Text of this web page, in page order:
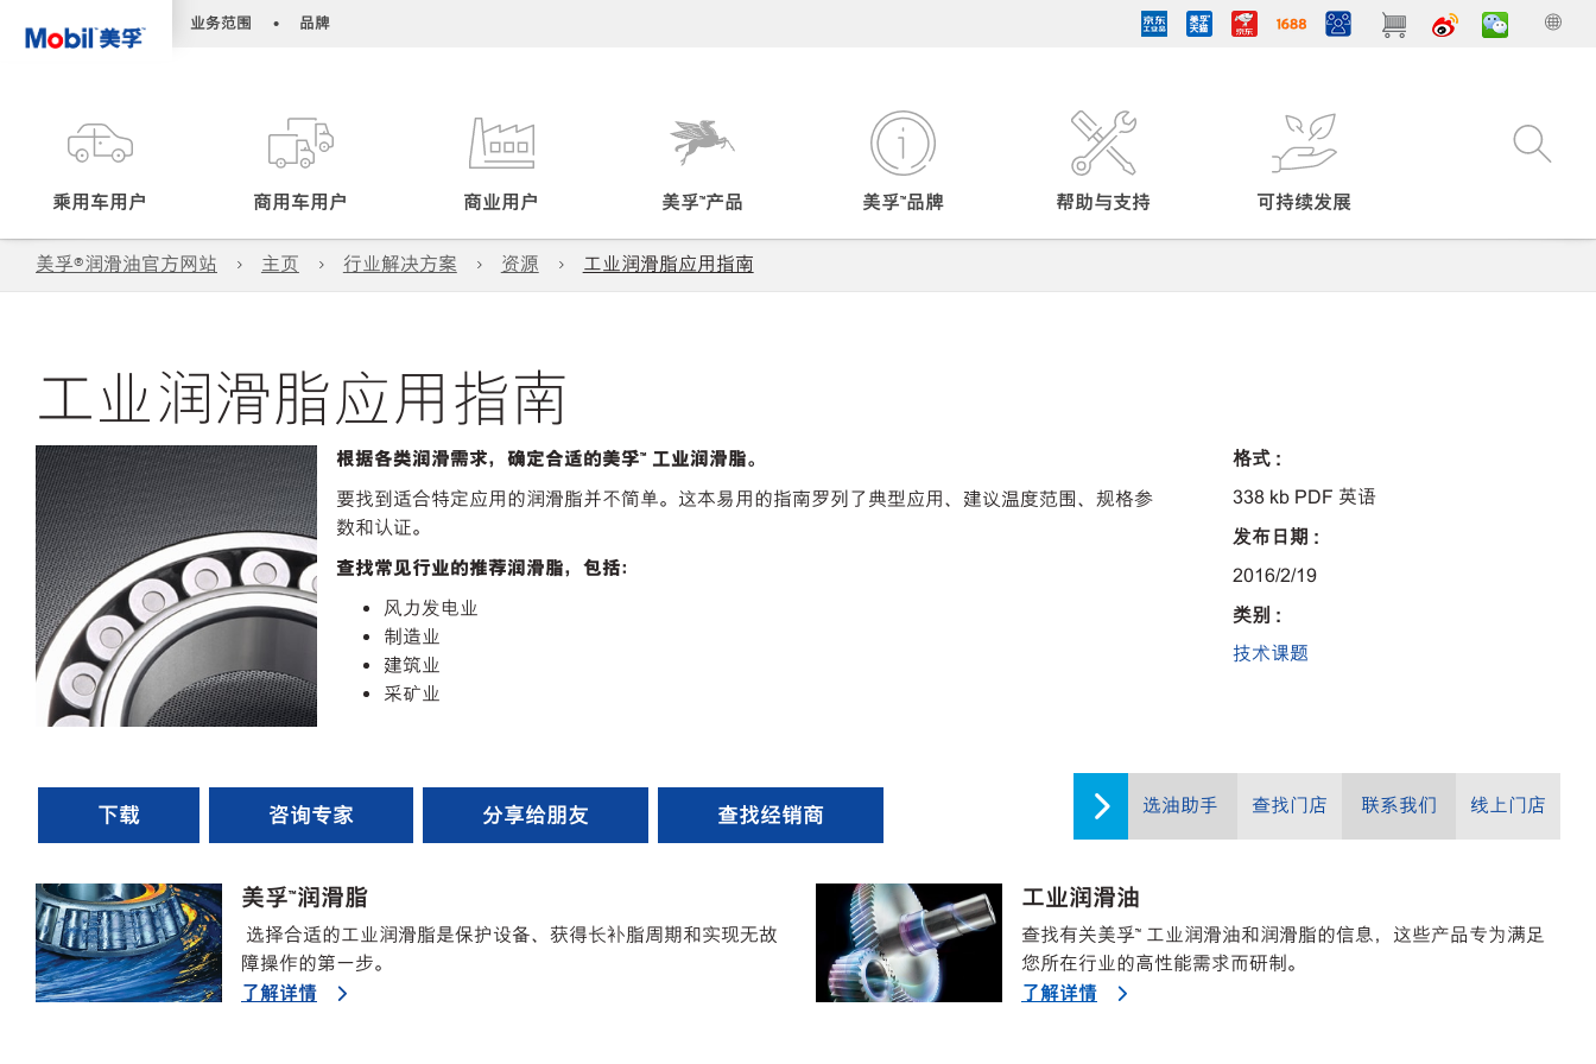
业务范围 • 品牌
乘用车用户 商用车用户 商业用户 美孚™产品 美孚™品牌 帮助与支持 可持续发展
美孚®润滑油官方网站 主页 行业解决方案 资源 工业润滑脂应用指南
选油助手 查找门店 联系我们 线上门店
工业润滑脂应用指南
根据各类润滑需求，确定合适的美孚™ 工业润滑脂。
要找到适合特定应用的润滑脂并不简单。这本易用的指南罗列了典型应用、建议温度范围、规格参
数和认证。
查找常见行业的推荐润滑脂，包括：
风力发电业
制造业
建筑业
采矿业
格式 :
338 kb PDF 英语
发布日期 :
2016/2/19
类别 :
技术课题
下载 咨询专家 分享给朋友 查找经销商
美孚™润滑脂
选择合适的工业润滑脂是保护设备、获得长补脂周期和实现无故
障操作的第一步。
了解详情
工业润滑油
查找有关美孚™ 工业润滑油和润滑脂的信息，这些产品专为满足
您所在行业的高性能需求而研制。
了解详情